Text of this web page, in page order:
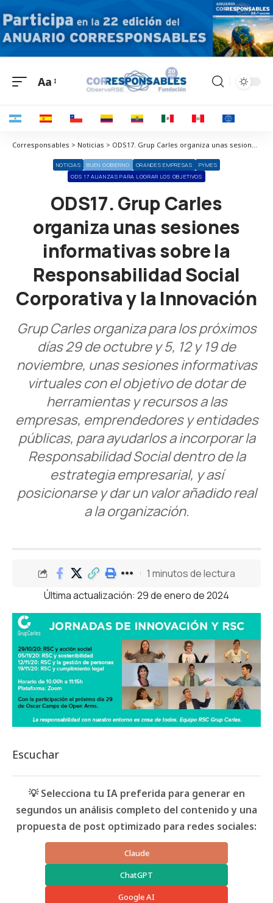
Aa
Corresponsables > Noticias > ODS17. Grup Carles organiza unas sesiones informativas sobre la Responsabilidad Social Corporativa y la Innovación
NOTICIAS BUEN GOBIERNO GRANDES EMPRESAS
PYMES
ODS 17 ALIANZAS PARA LOGRAR LOS OBJETIVOS
ODS17. Grup Carles
organiza unas sesiones
informativas sobre la
Responsabilidad Social
Corporativa y la Innovación
Grup Carles organiza para los próximos
días 29 de octubre y 5, 12 y 19 de
noviembre, unas sesiones informativas
virtuales con el objetivo de dotar de
herramientas y recursos a las
empresas, emprendedores y entidades
públicas, para ayudarlos a incorporar la
Responsabilidad Social dentro de la
estrategia empresarial, y así
posicionarse y dar un valor añadido real
a la organización.
Última actualización: 29 de enero de 2024
1 minutos de lectura
Escuchar
💡 Selecciona tu IA preferida para generar en
segundos un análisis completo del contenido y una
propuesta de post optimizado para redes sociales:
Claude
ChatGPT
Google AI